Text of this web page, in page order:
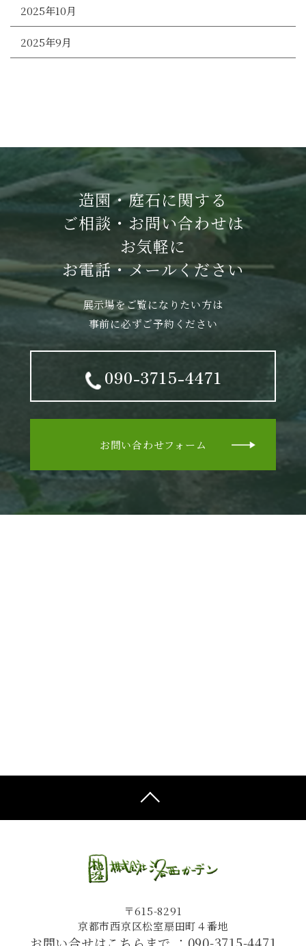
2025年10月
2025年9月
造園・庭石に関する
ご相談・お問い合わせは
お気軽に
お電話・メールください
展示場をご覧になりたい方は
事前に必ずご予約ください
090-3715-4471
お問い合わせフォーム
〒615-8291
京都市西京区松室扇田町４番地